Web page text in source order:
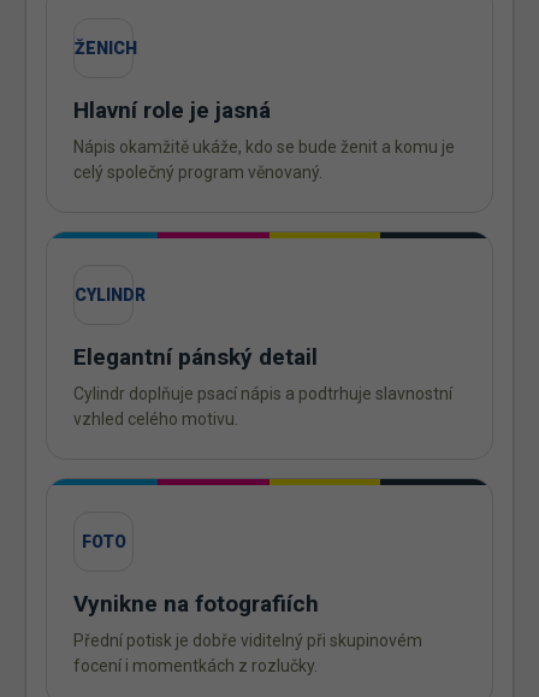
ŽENICH
Hlavní role je jasná
Nápis okamžitě ukáže, kdo se bude ženit a komu je
celý společný program věnovaný.
CYLINDR
Elegantní pánský detail
Cylindr doplňuje psací nápis a podtrhuje slavnostní
vzhled celého motivu.
FOTO
Vynikne na fotografiích
Přední potisk je dobře viditelný při skupinovém
focení i momentkách z rozlučky.